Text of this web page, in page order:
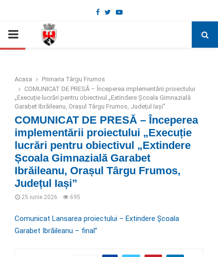
Deschide bara de unelte
Facebook
TwitterYoutube
PRIMARY
Acasa
Primaria Târgu Frumos
COMUNICAT DE PRESĂ – Începerea implementării proiectului
„Execuție lucrări pentru obiectivul „Extindere Școala Gimnazială
Garabet Ibrăileanu, Orașul Târgu Frumos, Județul Iași”
COMUNICAT DE PRESĂ – Începerea
implementării proiectului „Execuție
lucrări pentru obiectivul „Extindere
Școala Gimnazială Garabet
Ibrăileanu, Orașul Târgu Frumos,
Județul Iași”
25 iunie 2026 695
Comunicat Lansarea proiectului – Extindere Școala
Garabet Ibrăileanu – final”